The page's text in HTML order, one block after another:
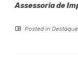
Assessoria de
Posted in